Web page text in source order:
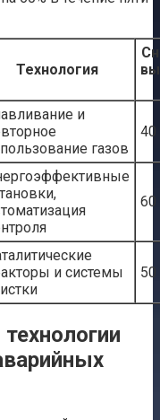
Технология
и
газов
40
60
и системы
50